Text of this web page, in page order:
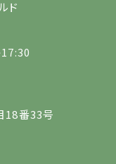
ド
18番33号